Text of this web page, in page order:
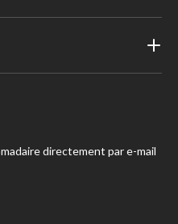
directement par e-mail